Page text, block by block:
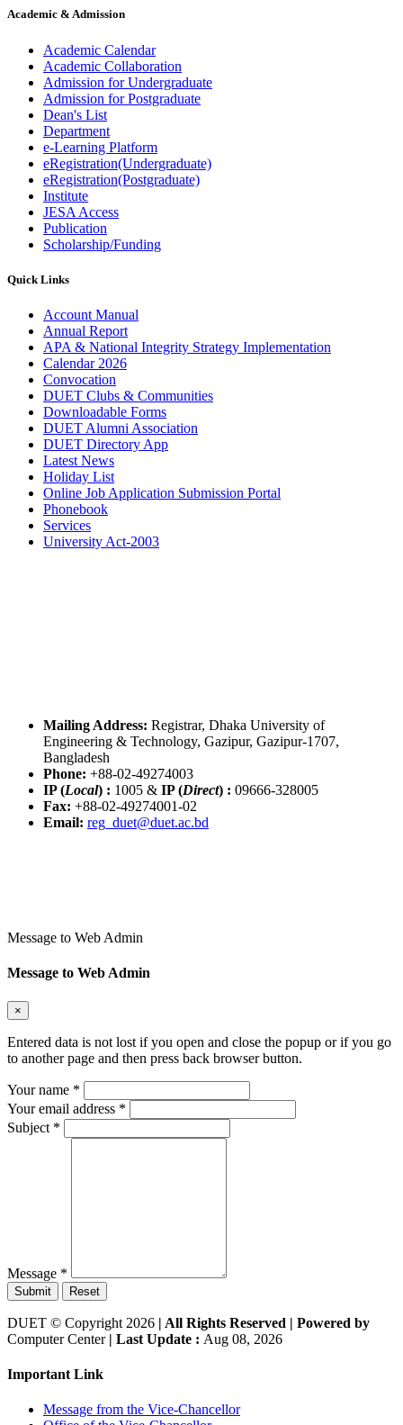
Academic & Admission
Academic Calendar
Academic Collaboration
Admission for Undergraduate
Admission for Postgraduate
Dean's List
Department
e-Learning Platform
eRegistration(Undergraduate)
eRegistration(Postgraduate)
Institute
JESA Access
Publication
Scholarship/Funding
Quick Links
Account Manual
Annual Report
APA & National Integrity Strategy Implementation
Calendar 2026
Convocation
DUET Clubs & Communities
Downloadable Forms
DUET Alumni Association
DUET Directory App
Latest News
Holiday List
Online Job Application Submission Portal
Phonebook
Services
University Act-2003
Mailing Address: Registrar, Dhaka University of
Engineering & Technology, Gazipur, Gazipur-1707,
Bangladesh
Phone: +88-02-49274003
IP (Local) : 1005 & IP (Direct) : 09666-328005
Fax: +88-02-49274001-02
Email: reg_duet@duet.ac.bd
Message to Web Admin
Message to Web Admin
×
Entered data is not lost if you open and close the popup or if you go
to another page and then press back browser button.
Your name *
Your email address *
Subject *
Message *
Submit Reset
DUET © Copyright 2026 | All Rights Reserved | Powered by
Computer Center | Last Update : Aug 08, 2026
Important Link
Message from the Vice-Chancellor